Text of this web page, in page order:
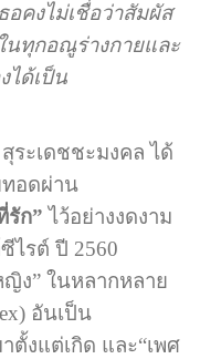
คงไม่เชื่อว่าสัมผัส
นทุกอณูร่างกายและ
ได้เป็น
ระเดชชะมงคล ได้
อดผ่าน
รัก”ไว้อย่างงดงาม
ไรต์ ปี 2560
ง” ในหลากหลาย
อันเป็น
งแต่เกิด และ“เพศ